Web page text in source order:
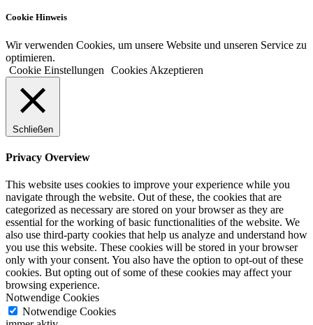
Cookie Hinweis
Wir verwenden Cookies, um unsere Website und unseren Service zu
optimieren.
Cookie Einstellungen
Cookies Akzeptieren
Schließen
Privacy Overview
This website uses cookies to improve your experience while you
navigate through the website. Out of these, the cookies that are
categorized as necessary are stored on your browser as they are
essential for the working of basic functionalities of the website. We
also use third-party cookies that help us analyze and understand how
you use this website. These cookies will be stored in your browser
only with your consent. You also have the option to opt-out of these
cookies. But opting out of some of these cookies may affect your
browsing experience.
Notwendige Cookies
Notwendige Cookies